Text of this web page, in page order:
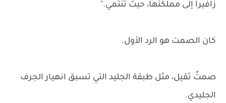
زافيرا إلى مملكتها، حيث تنتمي."
كان الصمت هو الرد الأول.
صمتٌ ثقيل، مثل طبقة الجليد التي تسبق انهيار الجرف
الجليدي.